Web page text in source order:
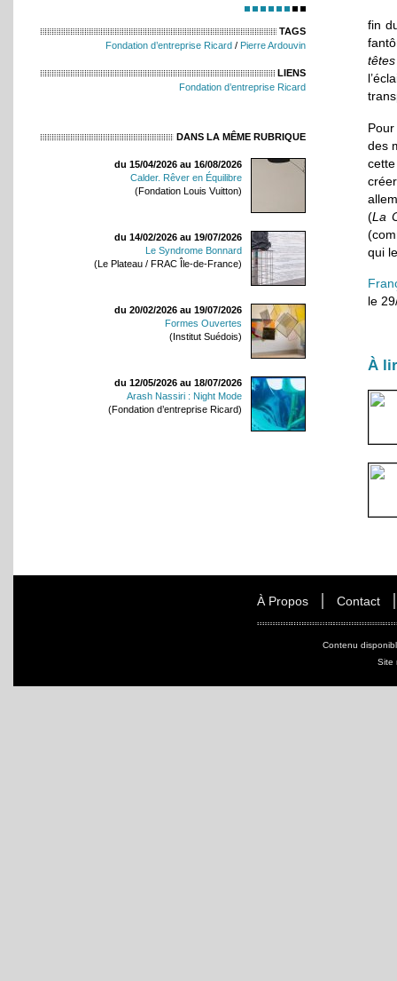
TAGS
Fondation d’entreprise Ricard / Pierre Ardouvin
LIENS
Fondation d’entreprise Ricard
DANS LA MÊME RUBRIQUE
du 15/04/2026 au 16/08/2026
Calder. Rêver en Équilibre
(Fondation Louis Vuitton)
du 14/02/2026 au 19/07/2026
Le Syndrome Bonnard
(Le Plateau / FRAC Île-de-France)
du 20/02/2026 au 19/07/2026
Formes Ouvertes
(Institut Suédois)
du 12/05/2026 au 18/07/2026
Arash Nassiri : Night Mode
(Fondation d’entreprise Ricard)
fin
des
(La
qui
le
À
À Propos Contact
Contenu
Site